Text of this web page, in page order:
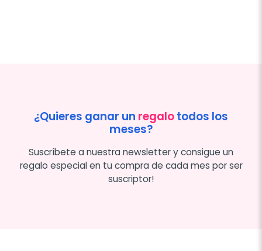
¿Quieres ganar un regalotodos los
meses?
Suscríbete a nuestra newsletter y consigue un
regalo especial en tu compra de cada mes por ser
suscriptor!